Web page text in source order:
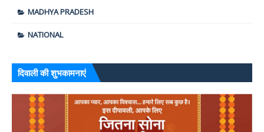
MADHYA PRADESH
NATIONAL
दिवाली की शुभकामनाएं